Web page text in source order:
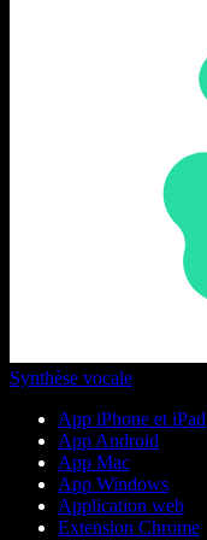
Synthèse vocale
App iPhone et iPad
App Android
App Mac
App Windows
Application web
Extension Chrome